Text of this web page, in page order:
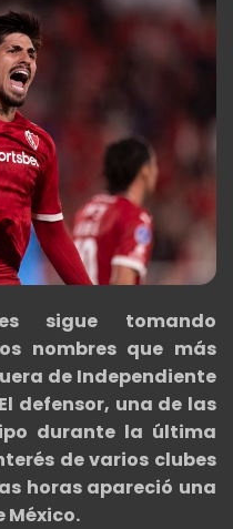
sigue tomando
nombres que más
de Independiente
defensor, una de las
durante la última
de varios clubes
horas apareció una
México.